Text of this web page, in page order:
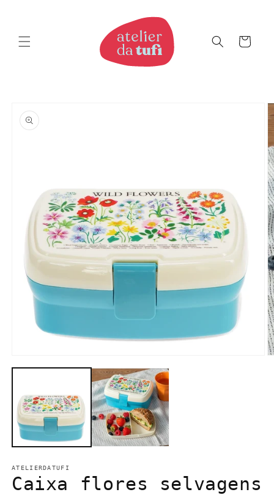
Carrinho
para a
informação
do produto
conteúdo
em
modal
ATELIERDATUFI
Caixa flores selvagens